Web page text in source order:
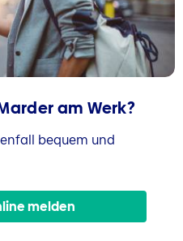
am Werk?
bequem und
melden